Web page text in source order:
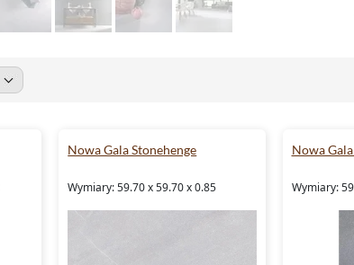
Nowa Gala Stonehenge
Wymiary: 59.70 x 59.70 x 0.85
Nowa
Wymiary: